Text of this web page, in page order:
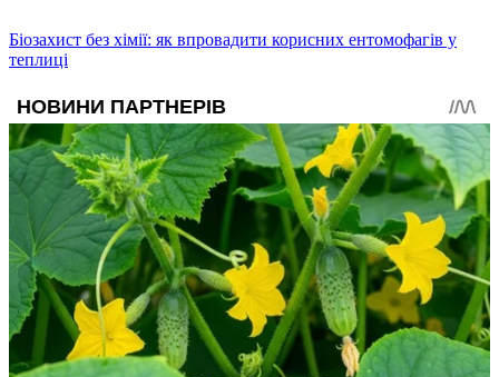
Біозахист без хімії: як впровадити корисних ентомофагів у
теплиці